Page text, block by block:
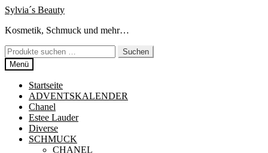
Zur
springen
Zum
springen
Sylvia´s Beauty
Kosmetik, Schmuck und mehr…
Suchen
nach:
Suchen
Menü
Startseite
ADVENTSKALENDER
Chanel
Estee Lauder
Diverse
SCHMUCK
CHANEL